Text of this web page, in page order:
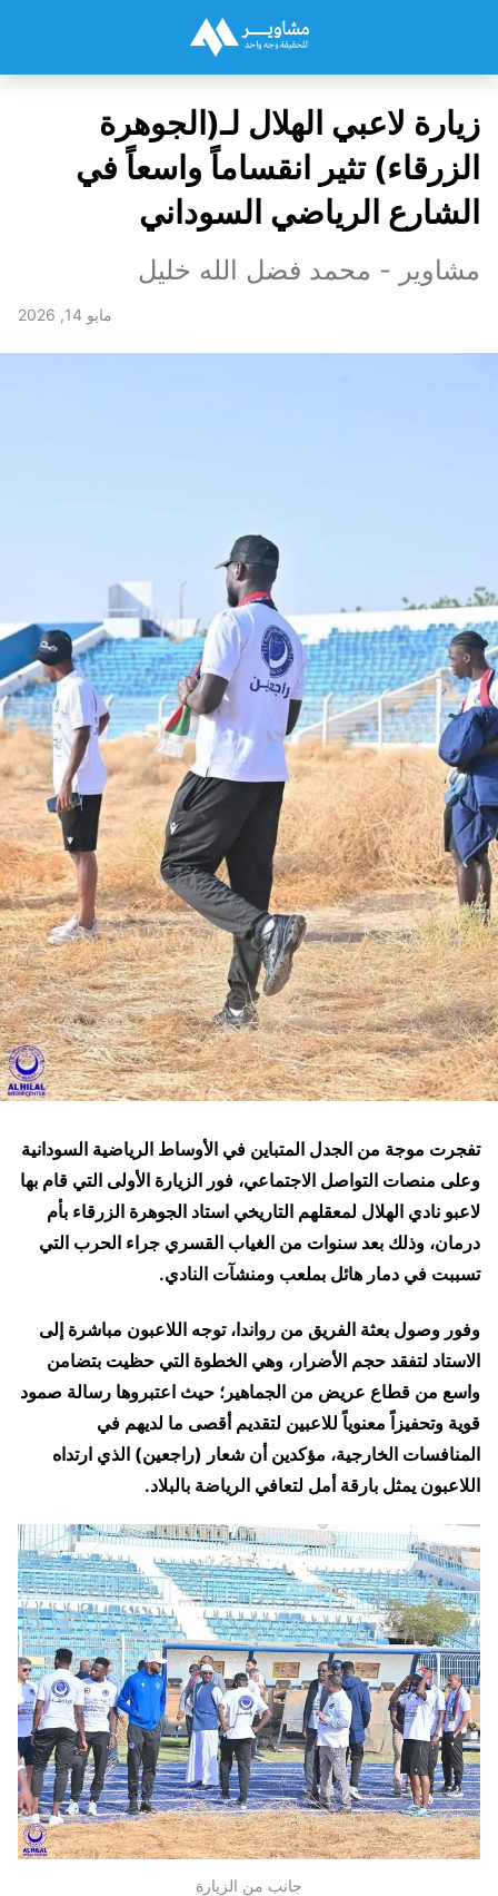
زيارة لاعبي الهلال لـ(الجوهرة
الزرقاء) تثير انقساماً واسعاً في
الشارع الرياضي السوداني
مشاوير - محمد فضل الله خليل
مايو 14, 2026
تفجرت موجة من الجدل المتباين في الأوساط الرياضية السودانية
وعلى منصات التواصل الاجتماعي، فور الزيارة الأولى التي قام بها
لاعبو نادي الهلال لمعقلهم التاريخي استاد الجوهرة الزرقاء بأم
درمان، وذلك بعد سنوات من الغياب القسري جراء الحرب التي
تسببت في دمار هائل بملعب ومنشآت النادي.
وفور وصول بعثة الفريق من رواندا، توجه اللاعبون مباشرة إلى
الاستاد لتفقد حجم الأضرار، وهي الخطوة التي حظيت بتضامن
واسع من قطاع عريض من الجماهير؛ حيث اعتبروها رسالة صمود
قوية وتحفيزاً معنوياً للاعبين لتقديم أقصى ما لديهم في
المنافسات الخارجية، مؤكدين أن شعار (راجعين) الذي ارتداه
اللاعبون يمثل بارقة أمل لتعافي الرياضة بالبلاد.
جانب من الزيارة